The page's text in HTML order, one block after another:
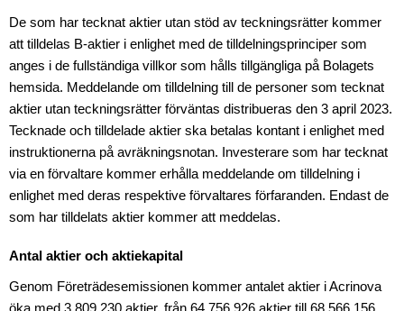
De som har tecknat aktier utan stöd av teckningsrätter kommer
att tilldelas B-aktier i enlighet med de tilldelningsprinciper som
anges i de fullständiga villkor som hålls tillgängliga på Bolagets
hemsida. Meddelande om tilldelning till de personer som tecknat
aktier utan teckningsrätter förväntas distribueras den 3 april 2023.
Tecknade och tilldelade aktier ska betalas kontant i enlighet med
instruktionerna på avräkningsnotan. Investerare som har tecknat
via en förvaltare kommer erhålla meddelande om tilldelning i
enlighet med deras respektive förvaltares förfaranden. Endast de
som har tilldelats aktier kommer att meddelas.
Antal aktier och aktiekapital
Genom Företrädesemissionen kommer antalet aktier i Acrinova